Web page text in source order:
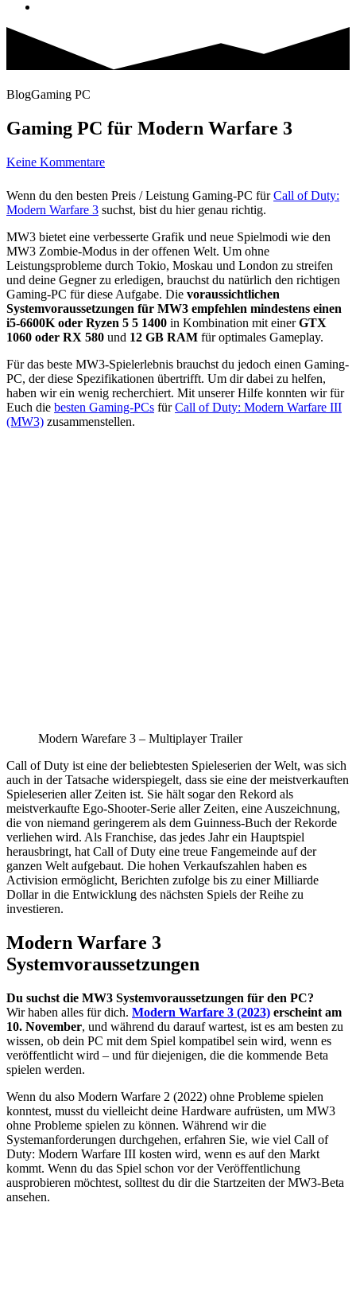
BlogGaming PC
Gaming PC für Modern Warfare 3
Keine Kommentare
Wenn du den besten Preis / Leistung Gaming-PC fürCall of Duty:
Modern Warfare 3 suchst, bist du hier genau richtig.
MW3 bietet eine verbesserte Grafik und neue Spielmodi wie den
MW3 Zombie-Modus in der offenen Welt. Um ohne
Leistungsprobleme durch Tokio, Moskau und London zu streifen
und deine Gegner zu erledigen, brauchst du natürlich den richtigen
Gaming-PC für diese Aufgabe. Die voraussichtlichen
Systemvoraussetzungen für MW3 empfehlen mindestens einen
i5-6600K oder Ryzen 5 5 1400 in Kombination mit einerGTX
1060 oder RX 580 und 12 GB RAM für optimales Gameplay.
Für das beste MW3-Spielerlebnis brauchst du jedoch einen Gaming-
PC, der diese Spezifikationen übertrifft. Um dir dabei zu helfen,
haben wir ein wenig recherchiert. Mit unserer Hilfe konnten wir für
Euch die besten Gaming-PCs fürCall of Duty: Modern Warfare III
(MW3) zusammenstellen.
Modern Warefare 3 – Multiplayer Trailer
Call of Duty ist eine der beliebtesten Spieleserien der Welt, was sich
auch in der Tatsache widerspiegelt, dass sie eine der meistverkauften
Spieleserien aller Zeiten ist. Sie hält sogar den Rekord als
meistverkaufte Ego-Shooter-Serie aller Zeiten, eine Auszeichnung,
die von niemand geringerem als dem Guinness-Buch der Rekorde
verliehen wird. Als Franchise, das jedes Jahr ein Hauptspiel
herausbringt, hat Call of Duty eine treue Fangemeinde auf der
ganzen Welt aufgebaut. Die hohen Verkaufszahlen haben es
Activision ermöglicht, Berichten zufolge bis zu einer Milliarde
Dollar in die Entwicklung des nächsten Spiels der Reihe zu
investieren.
Modern Warfare 3
Systemvoraussetzungen
Du suchst die MW3 Systemvoraussetzungen für den PC?
Wir haben alles für dich. Modern Warfare 3 (2023) erscheint am
10. November, und während du darauf wartest, ist es am besten zu
wissen, ob dein PC mit dem Spiel kompatibel sein wird, wenn es
veröffentlicht wird – und für diejenigen, die die kommende Beta
spielen werden.
Wenn du also Modern Warfare 2 (2022) ohne Probleme spielen
konntest, musst du vielleicht deine Hardware aufrüsten, um MW3
ohne Probleme spielen zu können. Während wir die
Systemanforderungen durchgehen, erfahren Sie, wie viel Call of
Duty: Modern Warfare III kosten wird, wenn es auf den Markt
kommt. Wenn du das Spiel schon vor der Veröffentlichung
ausprobieren möchtest, solltest du dir die Startzeiten der MW3-Beta
ansehen.